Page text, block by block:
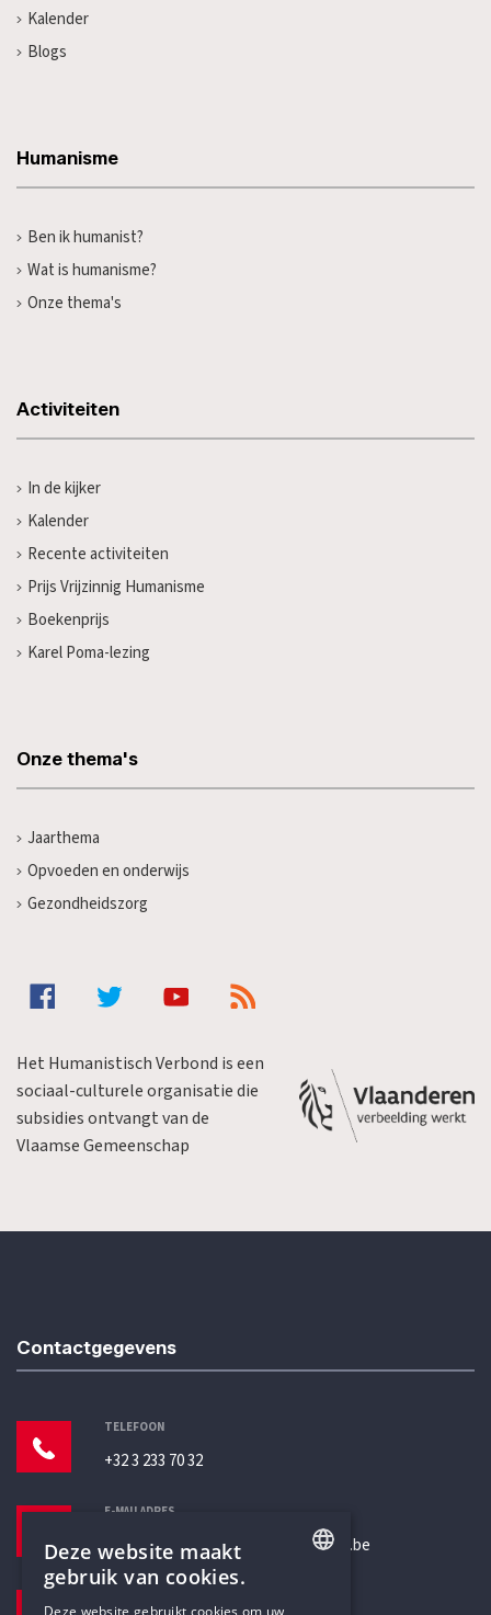
Kalender
Blogs
Humanisme
Ben ik humanist?
Wat is humanisme?
Onze thema's
Activiteiten
In de kijker
Kalender
Recente activiteiten
Prijs Vrijzinnig Humanisme
Boekenprijs
Karel Poma-lezing
Onze thema's
Jaarthema
Opvoeden en onderwijs
Gezondheidszorg
Het Humanistisch Verbond is een
sociaal-culturele organisatie die
subsidies ontvangt van de
Vlaamse Gemeenschap
Contactgegevens
TELEFOON
+32 3 233 70 32
E-MAILADRES
secretariaat@humanistischverbond.be
Deze website maakt
gebruik van cookies.
Deze website gebruikt cookies om uw